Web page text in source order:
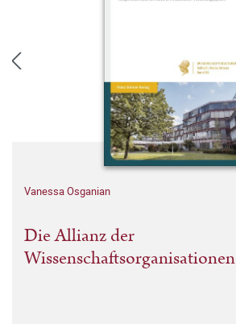
Vanessa Osganian
Die Allianz der
Wissenschaftsorganisationen